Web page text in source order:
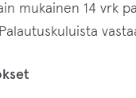
mukainen 14 vrk